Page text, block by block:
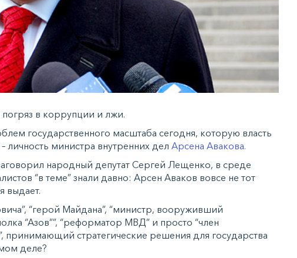
в коррупции и лжи.
государственного масштаба сегодня, которую власть
личность министра внутренних дел Арсена Авакова.
народный депутат Сергей Лещенко, в среде
“в теме” знали давно: Арсен Аваков вовсе не тот
выдает.
“герой Майдана”, “министр, вооруживший
“Азов””, “реформатор МВД” и просто “член
принимающий стратегические решения для государства
деле?